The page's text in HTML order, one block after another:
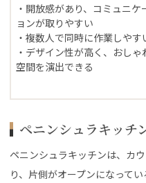
・開放感があり、コミュニケ
ョンが取りやすい
・複数人で同時に作業しやす
・デザイン性が高く、おしゃ
空間を演出できる
ペニンシュラキッチ
ペニンシュラキッチンは、カ
り、片側がオープンになって